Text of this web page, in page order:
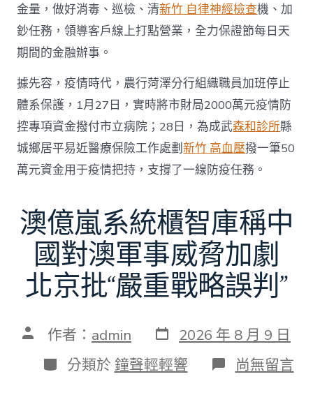
金量，做好消毒、巡檢、清新竹 自律神經檢查機、加
鈔任務，領導客戶線上打點營業，全力保證節每日天
期間的金融辦事。
據先容，疫情時代，農行菏澤分行組織職員加班停止
體系保護，1月27日，實時將市財局2000萬元疫情防
控專項資金撥付市立病院；28日，為成武森和診所縣
城鄉居平易近醫療保險工作處劃新竹 高血壓撥一筆50
萬元資金用于疫情把持，支撐了一線防疫任務。
澳億嵐系統櫃智庫稱中
國對澳軍事威脅加劇
北京批“嚴重戰略誤判”
文 作者： admin 發
表
日
期
2026 年 8 月 9 日
分
類
分類於 鐘聲輕輕響 在
〈澳
尚無留言